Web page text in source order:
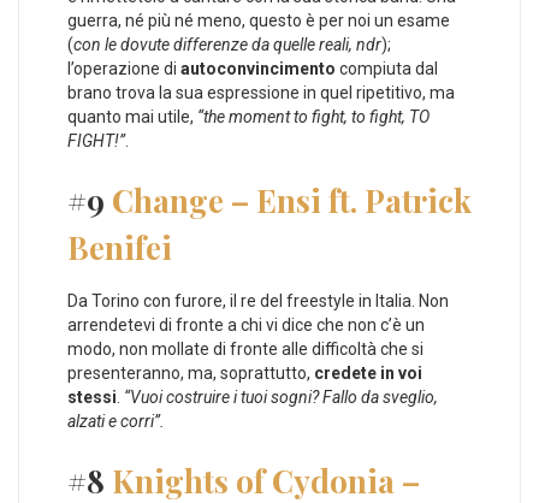
guerra, né più né meno, questo è per noi un esame
(con le dovute differenze da quelle reali, ndr);
l’operazione di autoconvincimento compiuta dal
brano trova la sua espressione in quel ripetitivo, ma
quanto mai utile, “the moment to fight, to fight, TO
FIGHT!”.
#9 Change – Ensi ft. Patrick
Benifei
Da Torino con furore, il re del freestyle in Italia. Non
arrendetevi di fronte a chi vi dice che non c’è un
modo, non mollate di fronte alle difficoltà che si
presenteranno, ma, soprattutto, credete in voi
stessi “Vuoi costruire i tuoi sogni? Fallo da sveglio,
alzati e corri”.
#8 Knights of Cydonia –